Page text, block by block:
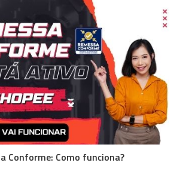
Conforme: Como funciona?